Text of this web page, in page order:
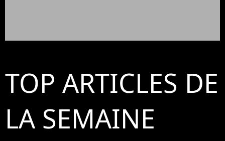
TOP ARTICLES DE
LA SEMAINE